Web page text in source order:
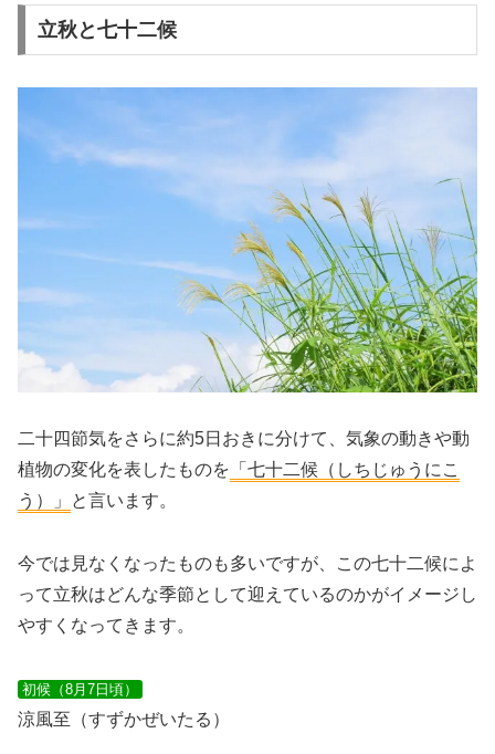
立秋と七十二候
二十四節気をさらに約5日おきに分けて、気象の動きや動
植物の変化を表したものを 「七十二候（しちじゅうにこ
う）」
と言います。
今では見なくなったものも多いですが、この七十二候によ
って立秋はどんな季節として迎えているのかがイメージし
やすくなってきます。
初候（8月7日頃）
涼風至（すずかぜいたる）